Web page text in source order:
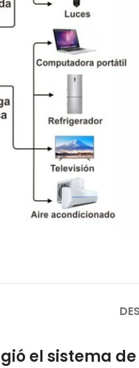
el sistema